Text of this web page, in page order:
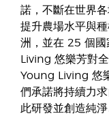
諾，不斷在世界
提升農場水平與
洲，並在 25 個
Living 悠樂芳對
Young Living 悠
們承諾將持續力
此研發並創造純